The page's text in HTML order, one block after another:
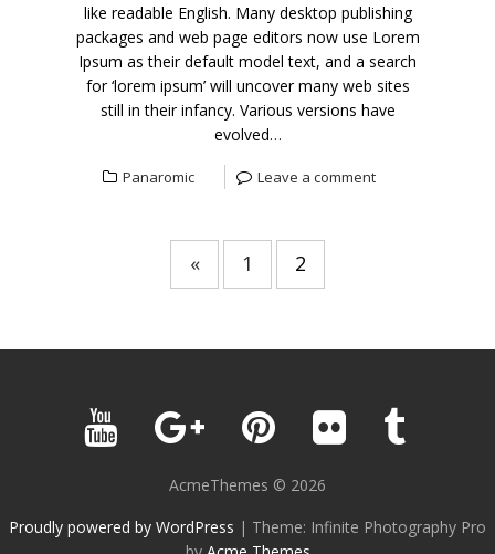
like readable English. Many desktop publishing
packages and web page editors now use Lorem
Ipsum as their default model text, and a search
for ‘lorem ipsum’ will uncover many web sites
still in their infancy. Various versions have
evolved…
Panaromic Leave a comment
« 1 2
AcmeThemes © 2026
Proudly powered by WordPress | Theme: Infinite Photography Pro